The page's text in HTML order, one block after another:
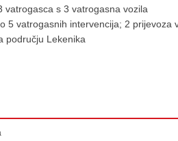
vatrogasca s 3 vatrogasna vozila
5 vatrogasnih intervencija; 2
području Lekenika